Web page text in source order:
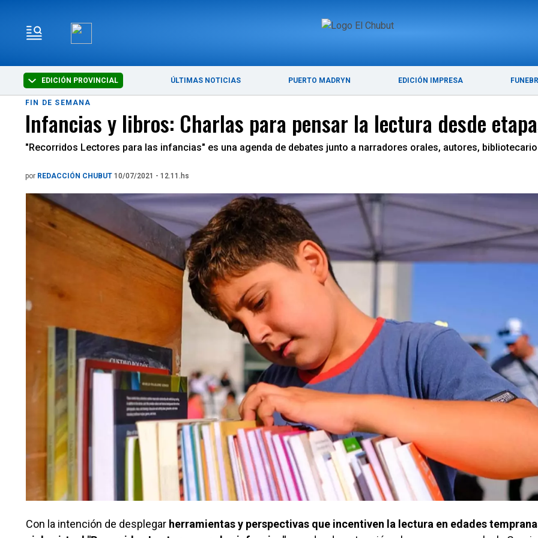
EDICIÓN PROVINCIAL ÚLTIMAS NOTICIAS PUERTO MADRYN EDICIÓN IMPRESA
ÚLTIMAS NOTICIAS
FIN DE SEMANA
Infancias y libros: Charlas para pensar la lectura desde
"Recorridos Lectores para las infancias" es una agenda de debates junto a narradores orales, autores,
por REDACCIÓN CHUBUT 10/07/2021 - 12.11.hs
Con la intención de desplegar herramientas y perspectivas que incentiven la lectura en edades